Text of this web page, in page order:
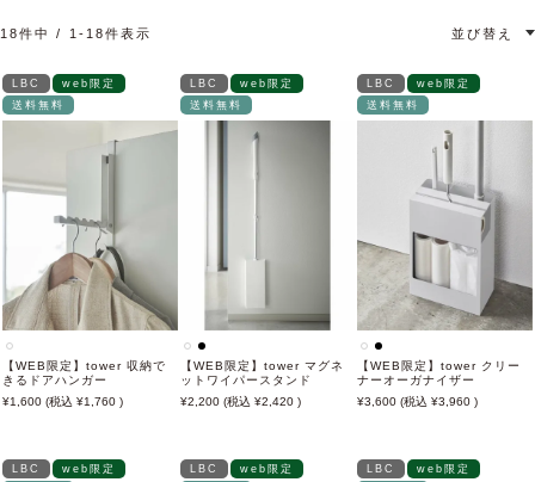
並び替え
18件中 1 - 18件表示
LBC
web限定
送料無料
【WEB限定】tower 収納で
きるドアハンガー
1,600
1,760
LBC
web限定
送料無料
【WEB限定】tower マグネ
ットワイパースタンド
2,200
2,420
LBC
web限定
送料無料
【WEB限定】tower クリー
ナーオーガナイザー
3,600
3,960
LBC
web限定
LBC
web限定
LBC
web限定